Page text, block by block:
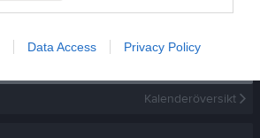
Data Access Privacy Policy
kommande aktiviteter
Kalenderöversikt